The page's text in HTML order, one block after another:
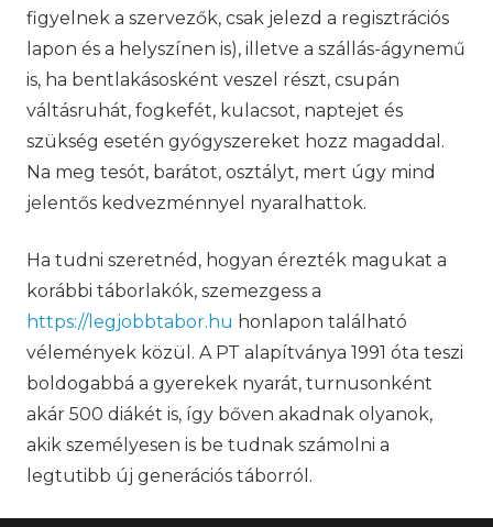
figyelnek a szervezők, csak jelezd a regisztrációs
lapon és a helyszínen is), illetve a szállás-ágynemű
is, ha bentlakásosként veszel részt, csupán
váltásruhát, fogkefét, kulacsot, naptejet és
szükség esetén gyógyszereket hozz magaddal.
Na meg tesót, barátot, osztályt, mert úgy mind
jelentős kedvezménnyel nyaralhattok.
Ha tudni szeretnéd, hogyan érezték magukat a
korábbi táborlakók, szemezgess a
https://legjobbtabor.hu honlapon található
vélemények közül. A PT alapítványa 1991 óta teszi
boldogabbá a gyerekek nyarát, turnusonként
akár 500 diákét is, így bőven akadnak olyanok,
akik személyesen is be tudnak számolni a
legtutibb új generációs táborról.